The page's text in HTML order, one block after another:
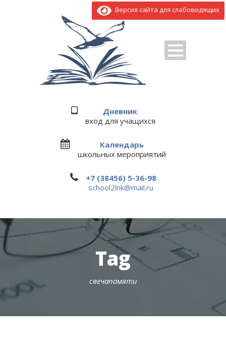
Дневник
вход для учащихся
Календарь
школьных мероприятий
+7 (38456) 5-36-98
school2lnk@mail.ru
Tag
свечапамяти
Версия сайта для слабовидящих